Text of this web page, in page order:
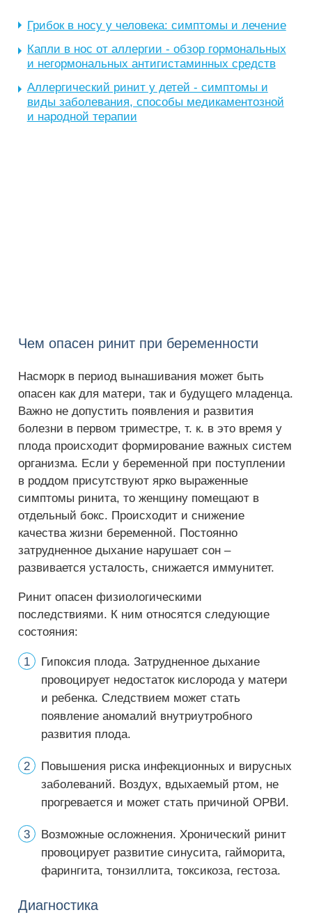
Грибок в носу у человека: симптомы и лечение
Капли в нос от аллергии - обзор гормональных
и негормональных антигистаминных средств
Аллергический ринит у детей - симптомы и
виды заболевания, способы медикаментозной
и народной терапии
Чем опасен ринит при беременности
Насморк в период вынашивания может быть
опасен как для матери, так и будущего младенца.
Важно не допустить появления и развития
болезни в первом триместре, т. к. в это время у
плода происходит формирование важных систем
организма. Если у беременной при поступлении
в роддом присутствуют ярко выраженные
симптомы ринита, то женщину помещают в
отдельный бокс. Происходит и снижение
качества жизни беременной. Постоянно
затрудненное дыхание нарушает сон –
развивается усталость, снижается иммунитет.
Ринит опасен физиологическими
последствиями. К ним относятся следующие
состояния:
Гипоксия плода. Затрудненное дыхание
провоцирует недостаток кислорода у матери
и ребенка. Следствием может стать
появление аномалий внутриутробного
развития плода.
Повышения риска инфекционных и вирусных
заболеваний. Воздух, вдыхаемый ртом, не
прогревается и может стать причиной ОРВИ.
Возможные осложнения. Хронический ринит
провоцирует развитие синусита, гайморита,
фарингита, тонзиллита, токсикоза, гестоза.
Диагностика